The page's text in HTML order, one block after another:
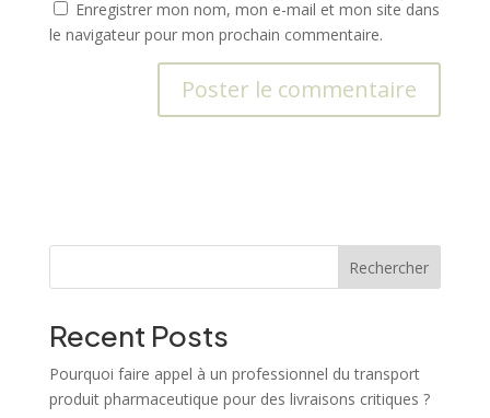
Enregistrer mon nom, mon e-mail et mon site dans
le navigateur pour mon prochain commentaire.
i
e
:
Rechercher
Recent Posts
Pourquoi faire appel à un professionnel du transport
produit pharmaceutique pour des livraisons critiques ?